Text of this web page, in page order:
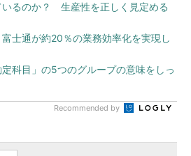
いるのか？ 生産性を正しく見定める
士通が約20％の業務効率化を実現し
科目」の5つのグループの意味をしっ
Recommended by